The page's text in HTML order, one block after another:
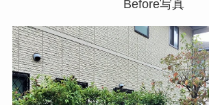
Before写真